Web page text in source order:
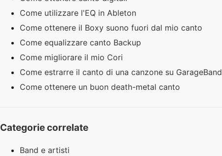
Come utilizzare l'EQ in Ableton
Come ottenere il Boxy suono fuori dal mio canto
Come equalizzare canto Backup
Come migliorare il mio Cori
Come estrarre il canto di una canzone su GarageBand
Come ottenere un buon death-metal canto
Categorie correlate
Band e artisti